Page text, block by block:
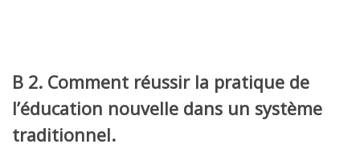
B 2. Comment réussir la pratique de
l’éducation nouvelle dans un système
traditionnel.